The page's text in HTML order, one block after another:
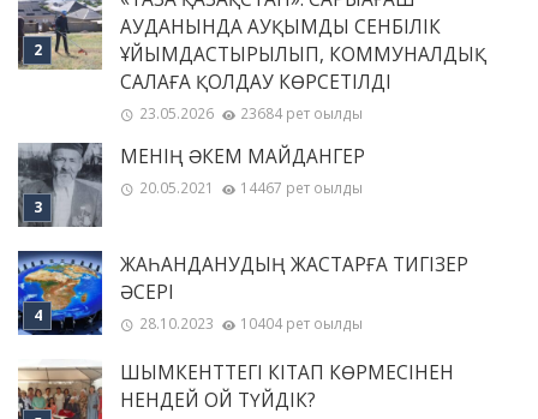
АУДАНЫНДА АУҚЫМДЫ СЕНБІЛІК
ҰЙЫМДАСТЫРЫЛЫП, КОММУНАЛДЫҚ
САЛАҒА ҚОЛДАУ КӨРСЕТІЛДІ
23.05.2026 23684 рет оқылды
МЕНІҢ ƏКЕМ МАЙДАНГЕР
20.05.2021 14467 рет оқылды
ЖАҺАНДАНУДЫҢ ЖАСТАРҒА ТИГІЗЕР
ӘСЕРІ
28.10.2023 10404 рет оқылды
ШЫМКЕНТТЕГІ КІТАП КӨРМЕСІНЕН
НЕНДЕЙ ОЙ ТҮЙДІК?